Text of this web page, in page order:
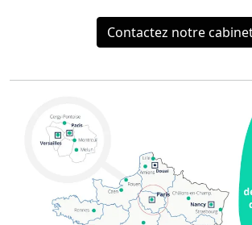
Contactez notre